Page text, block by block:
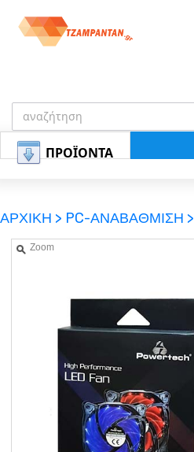
ΠΡΟΪΟΝΤΑ
ΠΟΙΟΙ ΕΙΜΑΣΤΕ
ΑΡΧΙΚΗ > PC-ΑΝΑΒΑΘΜΙΣΗ >
Zoom